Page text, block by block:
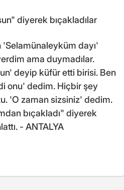
diyerek bıçakladılar
'Selamünaleyküm dayı'
ama duymadılar.
deyip küfür etti birisi. Ben
onu' dedim. Hiçbir şey
'O zaman sizsiniz' dedim.
bıçakladı" diyerek
- ANTALYA